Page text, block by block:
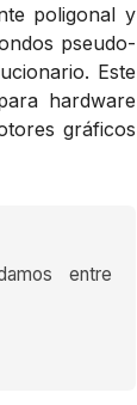
poligonal y
pseudo-
Este
hardware
gráficos
entre